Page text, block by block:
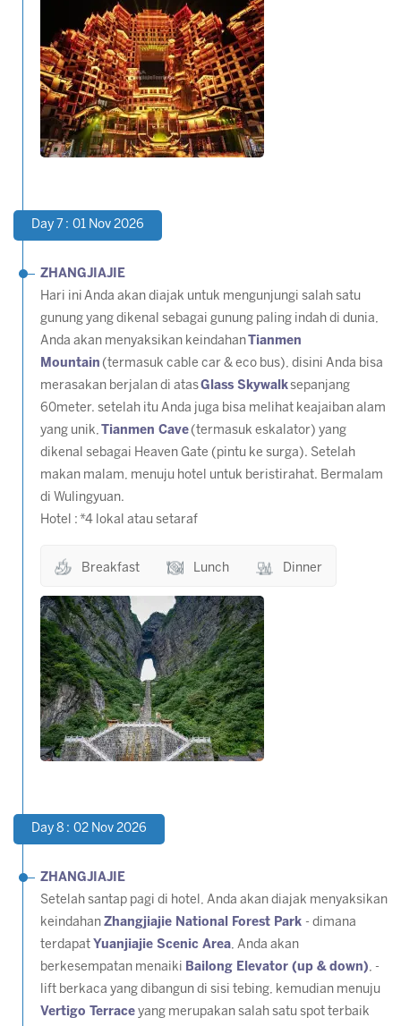
Day 7 : 01 Nov 2026
ZHANGJIAJIE
Hari ini Anda akan diajak untuk mengunjungi salah satu
gunung yang dikenal sebagai gunung paling indah di dunia,
Anda akan menyaksikan keindahan
Tianmen
Mountain (termasuk cable car & eco bus), disini Anda bisa
merasakan berjalan di atasGlass Skywalksepanjang
60meter. setelah itu Anda juga bisa melihat keajaiban alam
yang unik,
Tianmen Cave (termasuk eskalator) yang
dikenal sebagai Heaven Gate (pintu ke surga). Setelah
makan malam, menuju hotel untuk beristirahat. Bermalam
di Wulingyuan.
Hotel : *4 lokal atau setaraf
Breakfast Lunch Dinner
Day 8 : 02 Nov 2026
ZHANGJIAJIE
Setelah santap pagi di hotel, Anda akan diajak menyaksikan
keindahan Zhangjiajie National Forest Park - dimana
terdapat Yuanjiajie Scenic Area, Anda akan
berkesempatan menaiki Bailong Elevator (up & down), -
lift berkaca yang dibangun di sisi tebing, kemudian menuju
Vertigo Terrace yang merupakan salah satu spot terbaik